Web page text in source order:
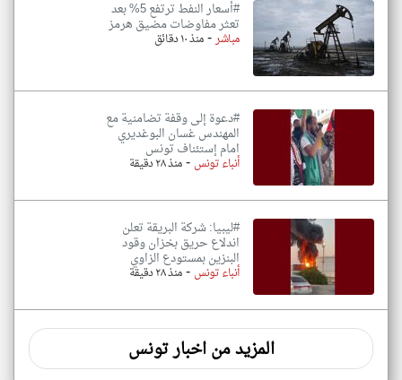
#أسعار النفط ترتفع 5% بعد
تعثر مفاوضات مضيق هرمز
مباشر-منذ ١٠ دقائق
#دعوة إلى وقفة تضامنية مع
المهندس غسان البوغديري
امام إستئناف تونس
أنباء تونس -منذ ٢٨ دقيقة
#ليبيا: شركة البريقة تعلن
اندلاع حريق بخزان وقود
البنزين بمستودع الزاوي
أنباء تونس -منذ ٢٨ دقيقة
المزيد من اخبار تونس